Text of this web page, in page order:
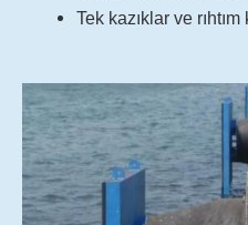
Tek kazıklar ve rıhtım